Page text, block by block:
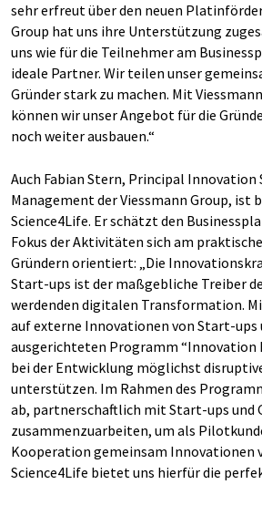
sehr erfreut über den neuen
Group hat uns ihre Unterstützung
uns wie für die Teilnehmer am
ideale Partner. Wir teilen unser
Gründer stark zu machen. Mit
können wir unser Angebot für die
noch weiter ausbauen.“
Auch Fabian Stern, Principal Innovation
Management der Viessmann Group, ist
Science4Life. Er schätzt den
Fokus der Aktivitäten sich am
Gründern orientiert: „Die
Start-ups ist der maßgebliche Trei­ber
werdenden digitalen Transformation.
auf externe Innovationen von Start-ups
ausgerichteten Programm “Innovation
bei der Entwicklung möglichst
unterstützen. Im Rahmen des
ab, partnerschaftlich mit Start-ups und
zusammenzuarbeiten, um als
Kooperation gemeinsam Innovationen
Science4Life bietet uns hierfür die